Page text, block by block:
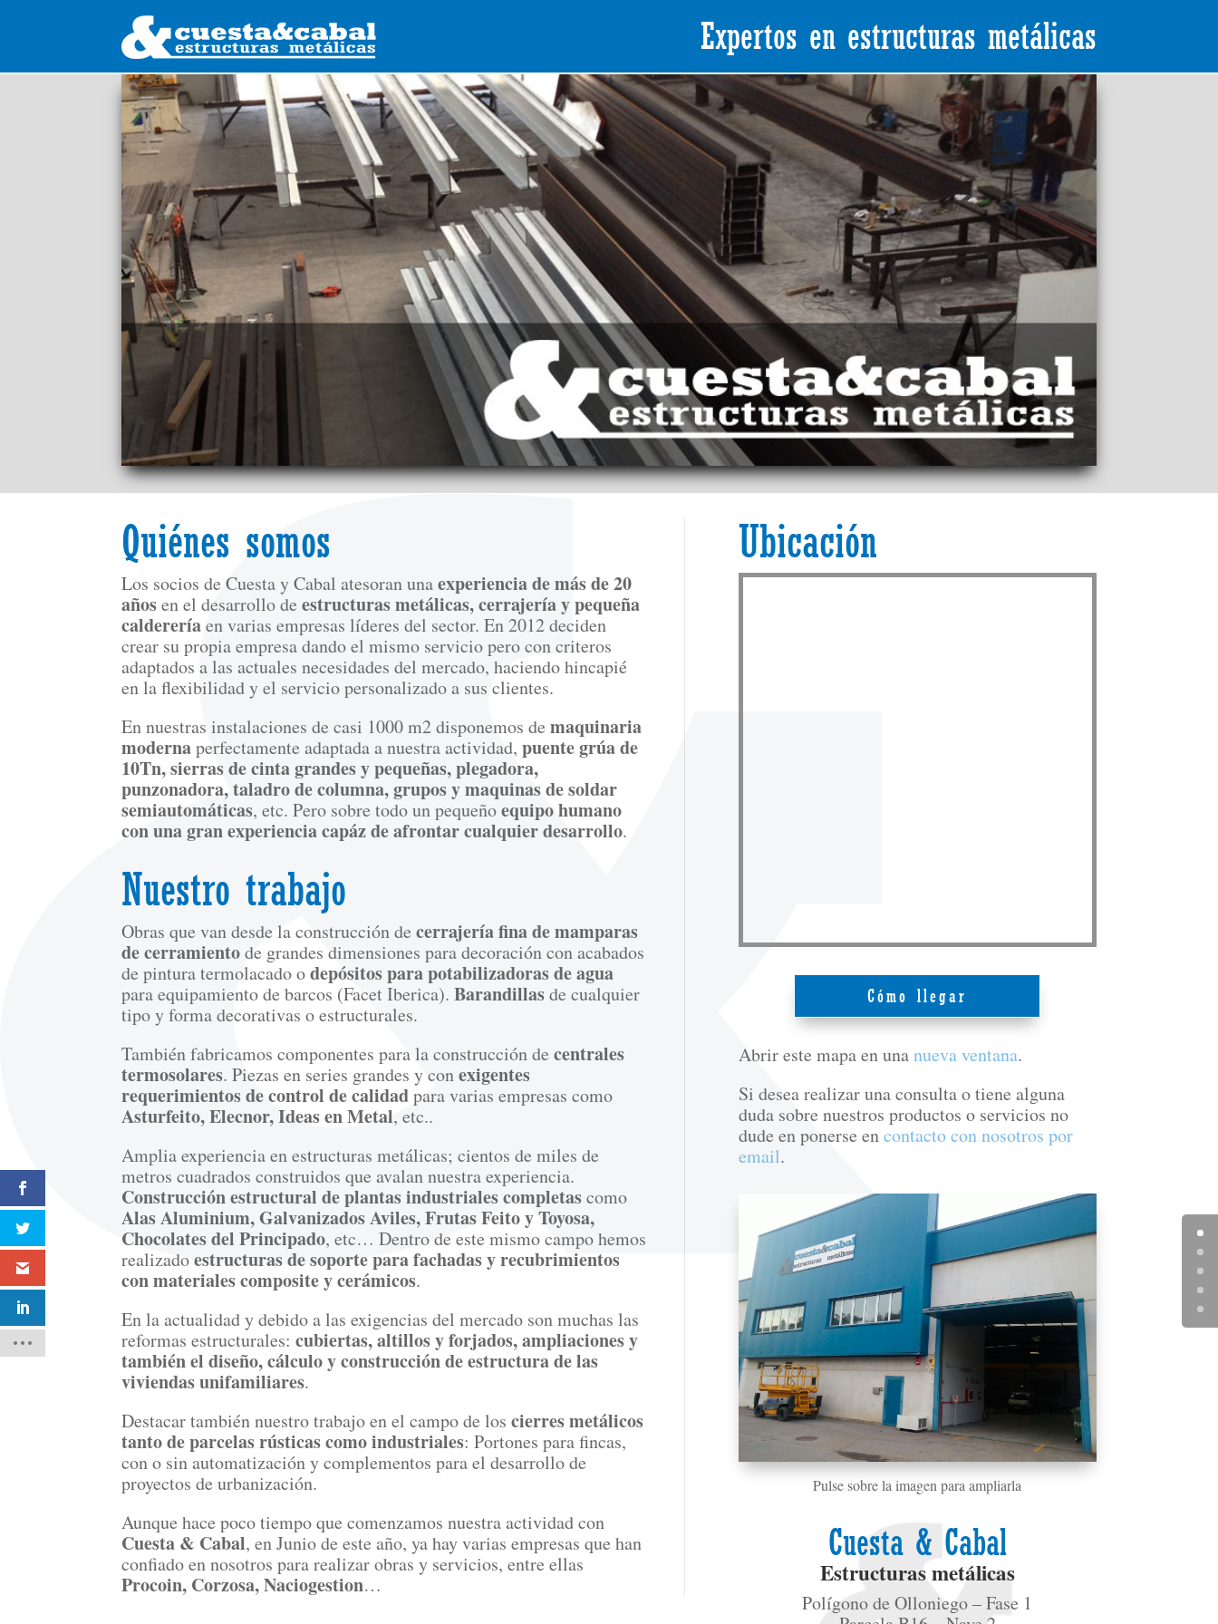
Expertos en estructuras metálicas
Quiénes somos
Los socios de Cuesta y Cabal atesoran unaexperiencia de más de 20
añosen el desarrollo deestructuras metálicas, cerrajería y pequeña
caldereríaen varias empresas líderes del sector. En 2012 deciden
crear su propia empresa dando el mismo servicio pero con criteros
adaptados a las actuales necesidades del mercado, haciendo hincapié
en la flexibilidad y el servicio personalizado a sus clientes.
En nuestras instalaciones de casi 1000 m2 disponemos demaquinaria
modernaperfectamente adaptada a nuestra actividad,puente grúa de
10Tn, sierras de cinta grandes y pequeñas, plegadora,
punzonadora, taladro de columna, grupos y maquinas de soldar
semiautomáticas, etc. Pero sobre todo un pequeñoequipo humano
con una gran experiencia capáz de afrontar cualquier desarrollo.
Nuestro trabajo
Obras que van desde la construcción decerrajería fina de mamparas
de cerramientode grandes dimensiones para decoración con acabados
de pintura termolacado odepósitos para potabilizadoras de agua
para equipamiento de barcos (Facet Iberica).Barandillas de cualquier
tipo y forma decorativas o estructurales.
También fabricamos componentes para la construcción decentrales
termosolares. Piezas en series grandes y conexigentes
requerimientos de control de calidadpara varias empresas como
Asturfeito, Elecnor, Ideas en Metal, etc..
Amplia experiencia en estructuras metálicas; cientos de miles de
metros cuadrados construidos que avalan nuestra experiencia.
Construcción estructural de plantas industriales completas como
Alas Aluminium, Galvanizados Aviles, Frutas Feito y Toyosa,
Chocolates del Principado, etc… Dentro de este mismo campo hemos
realizadoestructuras de soporte para fachadas y recubrimientos
con materiales composite y cerámicos.
En la actualidad y debido a las exigencias del mercado son muchas las
reformas estructurales:cubiertas, altillos y forjados, ampliaciones y
también el diseño, cálculo y construcción de estructura de las
viviendas unifamiliares.
Destacar también nuestro trabajo en el campo de loscierres metálicos
tanto de parcelas rústicas como industriales: Portones para fincas,
con o sin automatización y complementos para el desarrollo de
proyectos de urbanización.
Aunque hace poco tiempo que comenzamos nuestra actividad con
Cuesta & Cabal, en Junio de este año, ya hay varias empresas que han
confiado en nosotros para realizar obras y servicios, entre ellas
Procoin, Corzosa, Naciogestion…
Ubicación
Cómo llegar
Abrir este mapa en unanueva ventana.
Si desea realizar una consulta o tiene alguna
duda sobre nuestros productos o servicios no
dude en ponerse encontacto con nosotros por
email.
Pulse sobre la imagen para ampliarla
Cuesta & Cabal
Estructuras metálicas
Polígono de Olloniego – Fase 1